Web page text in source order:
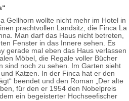
Gellhorn wollte nicht mehr im Hotel in
prachtvollen Landsitz, die Finca La
Man darf das Haus nicht betreten,
Fenster in das Innere sehen. Es
gerade mal eben das Haus verlassen
Möbel, die Regale voller Bücher
sind noch zu sehen. Im Garten sieht
Katzen. In der Finca hat er den
beendet und den Roman „Der alte
für den er 1954 den Nobelpreis
ein begeisterter Hochseefischer